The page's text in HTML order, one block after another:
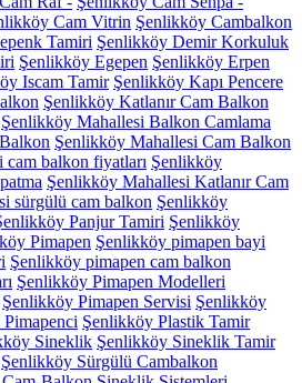
Cam Vitrin Şenlikköy Cambalkon
Tamiri Şenlikköy Demir Korkuluk
Şenlikköy Egepen Şenlikköy Erpen
Iscam Tamir Şenlikköy Kapı Pencere
Şenlikköy Katlanır Cam Balkon
Şenlikköy Mahallesi Balkon Camlama
Şenlikköy Mahallesi Cam Balkon
balkon fiyatları Şenlikköy
Şenlikköy Mahallesi Katlanır Cam
sürgülü cam balkon Şenlikköy
Panjur Tamiri Şenlikköy
Pimapen Şenlikköy pimapen bayi
Şenlikköy pimapen cam balkon
Şenlikköy Pimapen Modelleri
Şenlikköy Pimapen Servisi Şenlikköy
Şenlikköy Plastik Tamir
Sineklik Şenlikköy Sineklik Tamir
Şenlikköy Sürgülü Cambalkon